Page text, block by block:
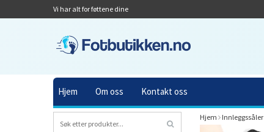
Vi har alt for føttene dine
Hjem Om oss Kontakt oss
Hjem Innleggssåler